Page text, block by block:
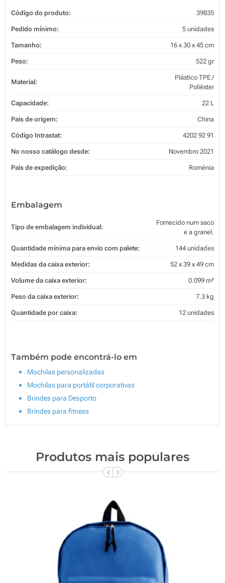
Código do produto: 39835
Pedido mínimo: 5 unidades
Tamanho: 16 x 30 x 45 cm
Peso: 522 gr
Material:
Plástico TPE /
Poliéster
Capacidade: 22 L
País de origem: China
Código Intrastat: 4202 92 91
No nosso catálogo desde: Novembro 2021
País de expedição: Roménia
Embalagem
Tipo de embalagem individual:
Fornecido num saco
e a granel.
Quantidade mínima para envio com palete: 144 unidades
Medidas da caixa exterior: 52 x 39 x 49 cm
Volume da caixa exterior: 0.099 m³
Peso da caixa exterior: 7.3 kg
Quantidade por caixa: 12 unidades
Também pode encontrá-lo em
Mochilas personalizadas
Mochilas para portátil corporativas
Brindes para Desporto
Brindes para fitness
Produtos mais populares